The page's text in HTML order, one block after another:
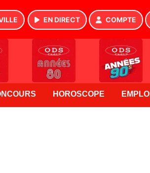
EN DIRECT COMPTE
HOROSCOPE EMPLOI